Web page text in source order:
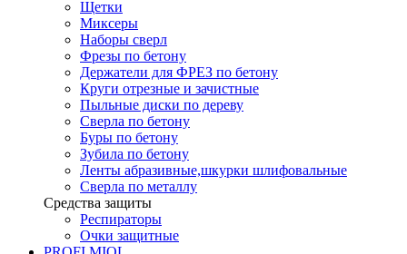
Щетки
Миксеры
Наборы сверл
Фрезы по бетону
Держатели для ФРЕЗ по бетону
Круги отрезные и зачистные
Пыльные диски по дереву
Сверла по бетону
Буры по бетону
Зубила по бетону
Ленты абразивные,шкурки шлифовальные
Сверла по металлу
Средства защиты
Респираторы
Очки защитные